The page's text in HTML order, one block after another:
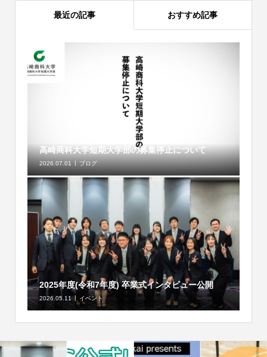
最近の記事 おすすめ記事
高崎商科大学短期大学部の募集停止について
2026.07.01 ブログ
2025年度(令和7年度) 卒業式インタビュー公開
2026.05.11 イベント